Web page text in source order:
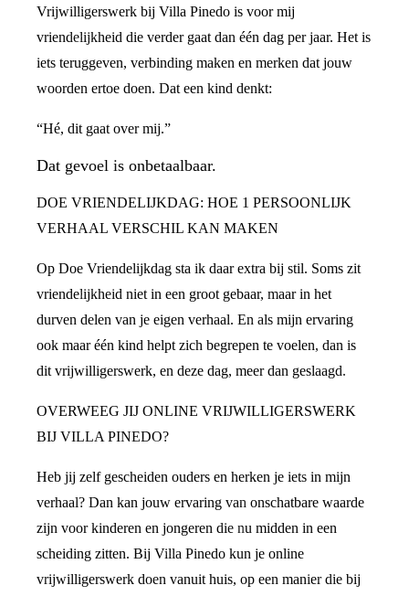
Vrijwilligerswerk bij Villa Pinedo is voor mij
vriendelijkheid die verder gaat dan één dag per jaar. Het is
iets teruggeven, verbinding maken en merken dat jouw
woorden ertoe doen. Dat een kind denkt:
“Hé, dit gaat over mij.”
Dat gevoel is onbetaalbaar.
DOE VRIENDELIJKDAG: HOE 1 PERSOONLIJK
VERHAAL VERSCHIL KAN MAKEN
Op Doe Vriendelijkdag sta ik daar extra bij stil. Soms zit
vriendelijkheid niet in een groot gebaar, maar in het
durven delen van je eigen verhaal. En als mijn ervaring
ook maar één kind helpt zich begrepen te voelen, dan is
dit vrijwilligerswerk, en deze dag, meer dan geslaagd.
OVERWEEG JIJ ONLINE VRIJWILLIGERSWERK
BIJ VILLA PINEDO?
Heb jij zelf gescheiden ouders en herken je iets in mijn
verhaal? Dan kan jouw ervaring van onschatbare waarde
zijn voor kinderen en jongeren die nu midden in een
scheiding zitten. Bij Villa Pinedo kun je online
vrijwilligerswerk doen vanuit huis, op een manier die bij